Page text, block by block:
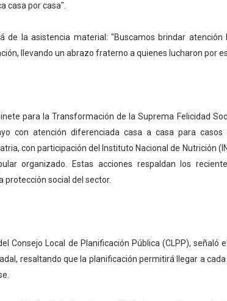
casa por casa".
de la asistencia material: "Buscamos brindar atención
llevando un abrazo fraterno a quienes lucharon por
para la Transformación de la Suprema Felicidad
con atención diferenciada casa a casa para casos
con participación del Instituto Nacional de Nutrición
organizado. Estas acciones respaldan los
protección social del sector.
Consejo Local de Planificación Pública (CLPP), señaló
resaltando que la planificación permitirá llegar a